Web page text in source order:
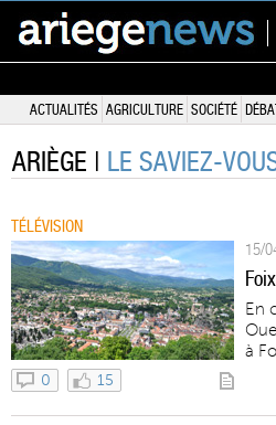
ACTUALITÉS AGRICULTURE SOCIÉTÉ
ARIÈGE | LE SAVIEZ-
TÉLÉVISION
0 15
15/
En
à